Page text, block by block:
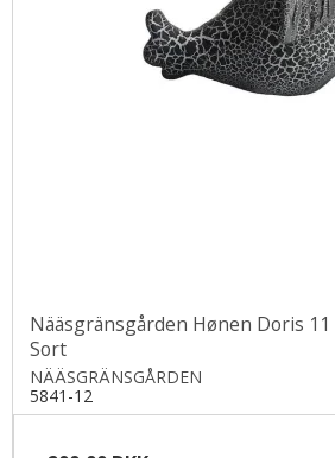
Nääsgränsgården Hønen Doris
Sort
NÄÄSGRÄNSGÅRDEN
5841-12